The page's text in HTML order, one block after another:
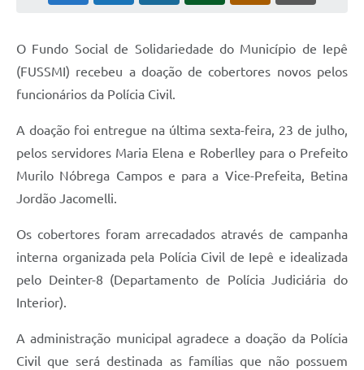
Orçamento Participativo
Legislação
Acessibilidade
Contratos
Links
Serviços Online
Telefones Úteis
O Fundo Social de Solidariedade do Município de Iepê
(FUSSMI) recebeu a doação de cobertores novos pelos
funcionários da Polícia Civil.
A doação foi entregue na última sexta-feira, 23 de julho,
pelos servidores Maria Elena e Roberlley para o Prefeito
Murilo Nóbrega Campos e para a Vice-Prefeita, Betina
Jordão Jacomelli.
Os cobertores foram arrecadados através de campanha
interna organizada pela Polícia Civil de Iepê e idealizada
pelo Deinter-8 (Departamento de Polícia Judiciária do
Interior).
A administração municipal agradece a doação da Polícia
Civil que será destinada as famílias que não possuem